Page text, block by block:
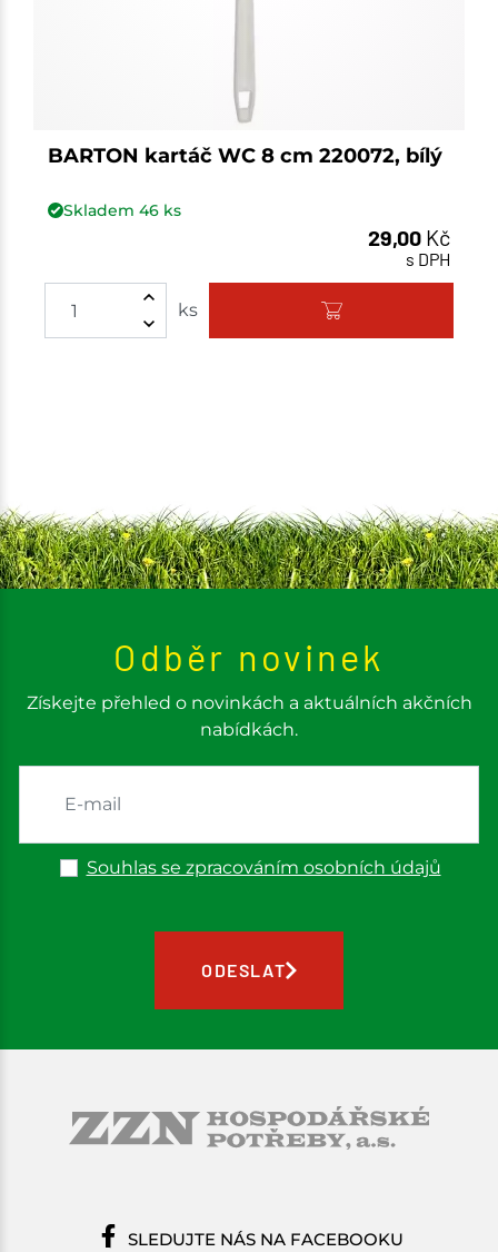
BARTON kartáč WC 8 cm 220072, bílý
Skladem 46ks
29,00 Kč
s DPH
ks
Odběr novinek
Získejte přehled o novinkách a aktuálních akčních
nabídkách.
Souhlas se zpracováním osobních údajů
ODESLAT
SLEDUJTE NÁS NA FACEBOOKU